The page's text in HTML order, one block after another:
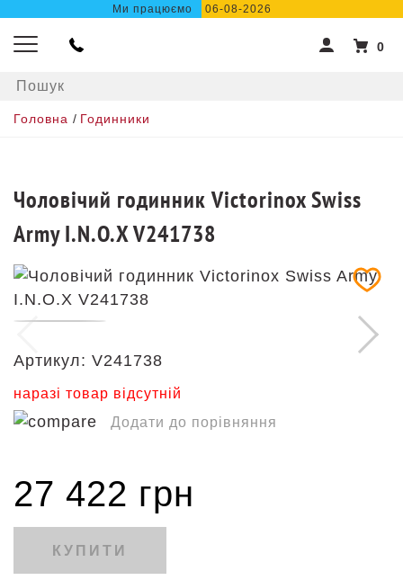
Ми працюємо 06-08-2026
0
Головна / Годинники
Чоловічий годинник Victorinox Swiss
Army I.N.O.X V241738
Артикул: V241738
наразі товар відсутній
Додати до порівняння
27 422 грн
КУПИТИ